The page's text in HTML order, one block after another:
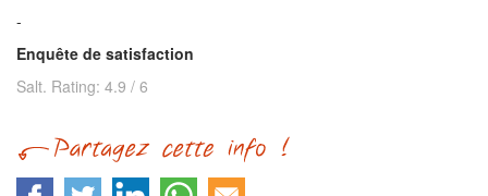
-
Enquête de satisfaction
Salt. Rating: 4.9 / 6